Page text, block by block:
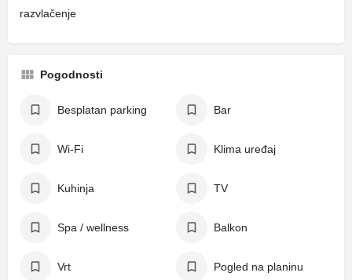
razvlačenje
Pogodnosti
Besplatan parking Bar
Wi-Fi Klima uređaj
Kuhinja TV
Spa / wellness Balkon
Vrt Pogled na planinu